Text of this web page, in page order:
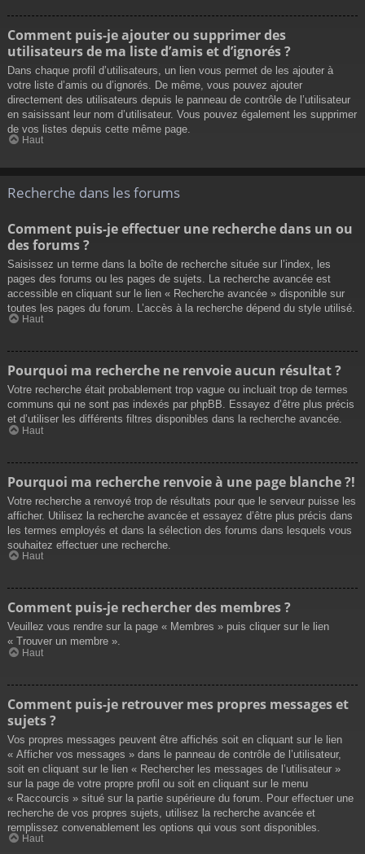
Comment puis-je ajouter ou supprimer des
utilisateurs de ma liste d’amis et d’ignorés ?
Dans chaque profil d’utilisateurs, un lien vous permet de les ajouter à
votre liste d’amis ou d’ignorés. De même, vous pouvez ajouter
directement des utilisateurs depuis le panneau de contrôle de l’utilisateur
en saisissant leur nom d’utilisateur. Vous pouvez également les supprimer
de vos listes depuis cette même page.
Haut
Recherche dans les forums
Comment puis-je effectuer une recherche dans un ou
des forums ?
Saisissez un terme dans la boîte de recherche située sur l’index, les
pages des forums ou les pages de sujets. La recherche avancée est
accessible en cliquant sur le lien « Recherche avancée » disponible sur
toutes les pages du forum. L’accès à la recherche dépend du style utilisé.
Haut
Pourquoi ma recherche ne renvoie aucun résultat ?
Votre recherche était probablement trop vague ou incluait trop de termes
communs qui ne sont pas indexés par phpBB. Essayez d’être plus précis
et d’utiliser les différents filtres disponibles dans la recherche avancée.
Haut
Pourquoi ma recherche renvoie à une page blanche ?!
Votre recherche a renvoyé trop de résultats pour que le serveur puisse les
afficher. Utilisez la recherche avancée et essayez d’être plus précis dans
les termes employés et dans la sélection des forums dans lesquels vous
souhaitez effectuer une recherche.
Haut
Comment puis-je rechercher des membres ?
Veuillez vous rendre sur la page « Membres » puis cliquer sur le lien
« Trouver un membre ».
Haut
Comment puis-je retrouver mes propres messages et
sujets ?
Vos propres messages peuvent être affichés soit en cliquant sur le lien
« Afficher vos messages » dans le panneau de contrôle de l’utilisateur,
soit en cliquant sur le lien « Rechercher les messages de l’utilisateur »
sur la page de votre propre profil ou soit en cliquant sur le menu
« Raccourcis » situé sur la partie supérieure du forum. Pour effectuer une
recherche de vos propres sujets, utilisez la recherche avancée et
remplissez convenablement les options qui vous sont disponibles.
Haut